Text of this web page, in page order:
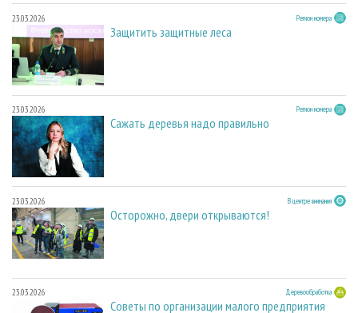
23.03.2026 Регион номера
Защитить защитные леса
23.03.2026 Регион номера
Сажать деревья надо правильно
23.03.2026 В центре внимания
Осторожно, двери открываются!
23.03.2026 Деревообработка
Советы по организации малого предприятия